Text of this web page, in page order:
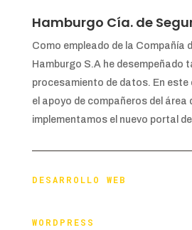
Hamburgo Cía. de
Como empleado de la Compañía
Hamburgo S.A he desempeñado
procesamiento de datos. En este
el apoyo de compañeros del área
implementamos el nuevo portal
DESARROLLO WEB
WORDPRESS